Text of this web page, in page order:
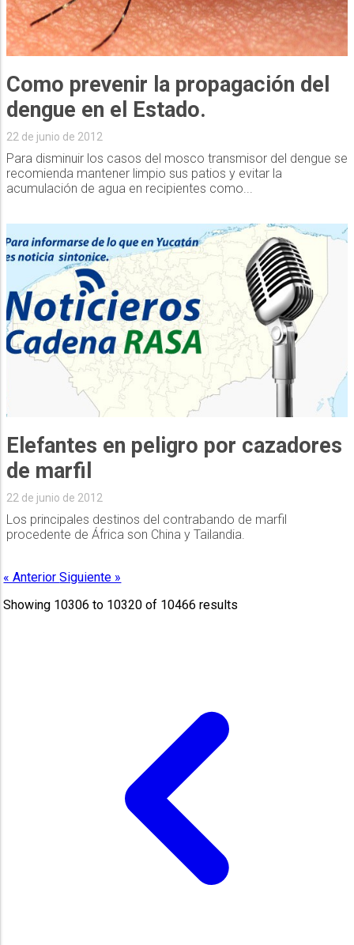
Como prevenir la propagación del
dengue en el Estado.
22 de junio de 2012
Para disminuir los casos del mosco transmisor del dengue se
recomienda mantener limpio sus patios y evitar la
acumulación de agua en recipientes como...
Elefantes en peligro por cazadores
de marfil
22 de junio de 2012
Los principales destinos del contrabando de marfil
procedente de África son China y Tailandia.
« AnteriorSiguiente »
Showing 10306 to 10320 of 10466 results